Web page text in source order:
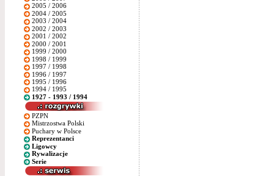
2005 / 2006
2004 / 2005
2003 / 2004
2002 / 2003
2001 / 2002
2000 / 2001
1999 / 2000
1998 / 1999
1997 / 1998
1996 / 1997
1995 / 1996
1994 / 1995
1927 - 1993 / 1994
PZPN
Mistrzostwa Polski
Puchary w Polsce
Reprezentanci
Ligowcy
Rywalizacje
Serie